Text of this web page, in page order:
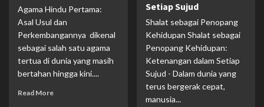
Agama Hindu Pertama:
Asal Usul dan
Perkembangannya dikenal
sebagai salah satu agama
tertua di dunia yang masih
bertahan hingga kini....
Read More
Setiap Sujud
Shalat sebagai Penopang
Kehidupan Shalat sebagai
Penopang Kehidupan:
Ketenangan dalam Setiap
Sujud - Dalam dunia yang
terus bergerak cepat,
manusia...